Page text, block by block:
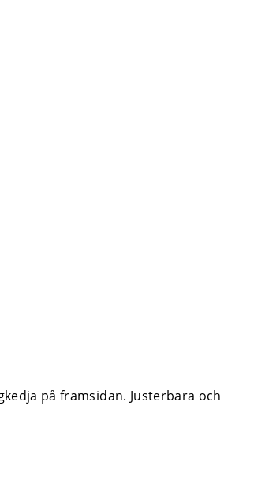
på framsidan. Justerbara och